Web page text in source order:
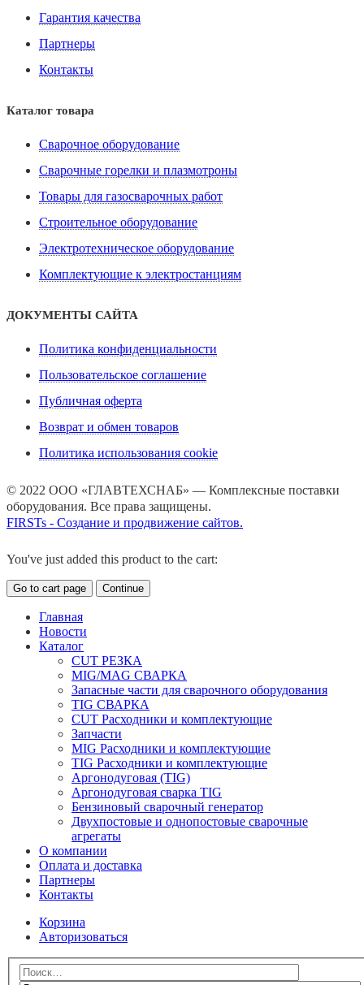
Гарантия качества
Партнеры
Контакты
Каталог товара
Сварочное оборудование
Сварочные горелки и плазмотроны
Товары для газосварочных работ
Строительное оборудование
Электротехническое оборудование
Комплектующие к электростанциям
ДОКУМЕНТЫ САЙТА
Политика конфиденциальности
Пользовательское соглашение
Публичная оферта
Возврат и обмен товаров
Политика использования cookie
© 2022 ООО «ГЛАВТЕХСНАБ» — Комплексные поставки
оборудования. Все права защищены.
FIRSTs - Создание и продвижение сайтов.
You've just added this product to the cart:
Go to cart page Continue
Главная
Новости
Каталог
CUT РЕЗКА
MIG/MAG СВАРКА
Запасные части для сварочного оборудования
TIG СВАРКА
CUT Расходники и комплектующие
Запчасти
MIG Расходники и комплектующие
TIG Расходники и комплектующие
Аргонодуговая (TIG)
Аргонодуговая сварка TIG
Бензиновый сварочный генератор
Двухпостовые и однопостовые сварочные
агрегаты
О компании
Оплата и доставка
Партнеры
Контакты
Корзина
Авторизоваться